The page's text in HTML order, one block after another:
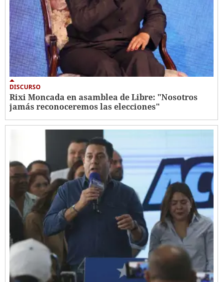
DISCURSO
Rixi Moncada en asamblea de Libre: "Nosotros
jamás reconoceremos las elecciones"